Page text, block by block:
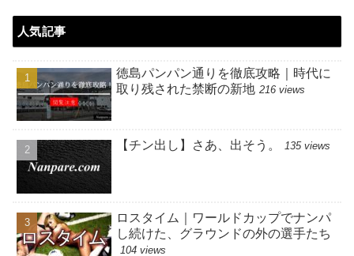
人気記事
徳島パンパン通りを徹底攻略｜時代に
取り残された禁断の新地 216 views
【チン出し】さあ、出そう。 135 views
ロスタイム｜ワールドカップでナンパ
し続けた、グラウンドの外の選手たち
104 views